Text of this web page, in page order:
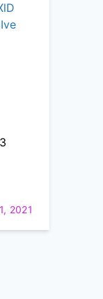
2021